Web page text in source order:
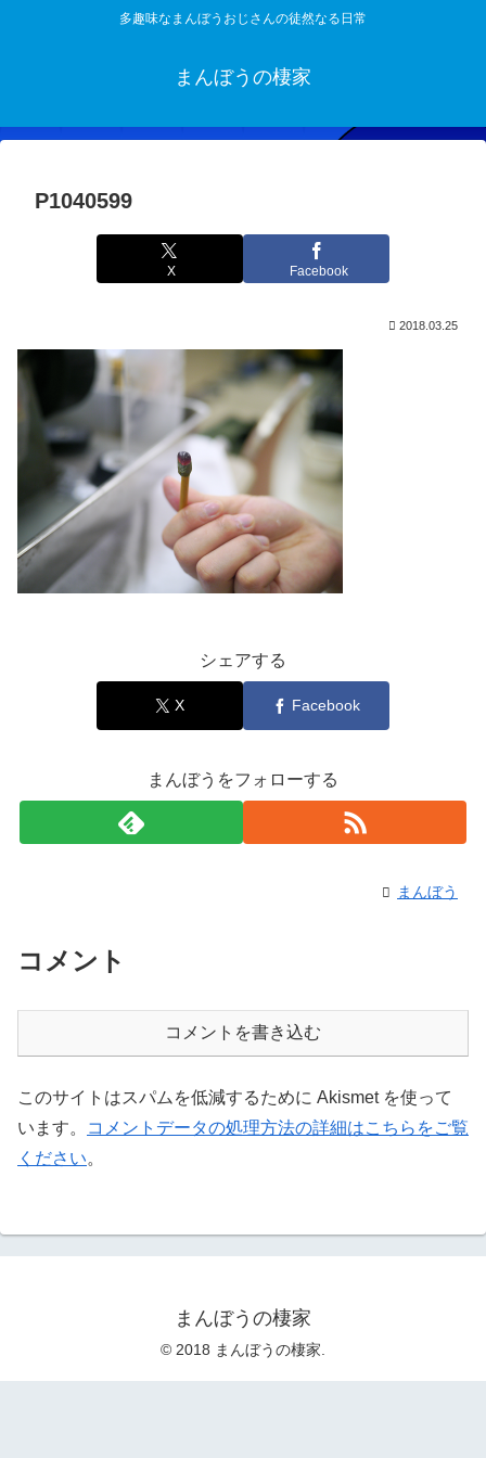
多趣味なまんぼうおじさんの徒然なる日常
まんぼうの棲家
P1040599
X Facebook
2018.03.25
シェアする
X Facebook
まんぼうをフォローする
まんぼう
コメント
コメントを書き込む
このサイトはスパムを低減するために Akismet を使って
います。
コメントデータの処理方法の詳細はこちらをご覧
ください。
まんぼうの棲家
© 2018 まんぼうの棲家.